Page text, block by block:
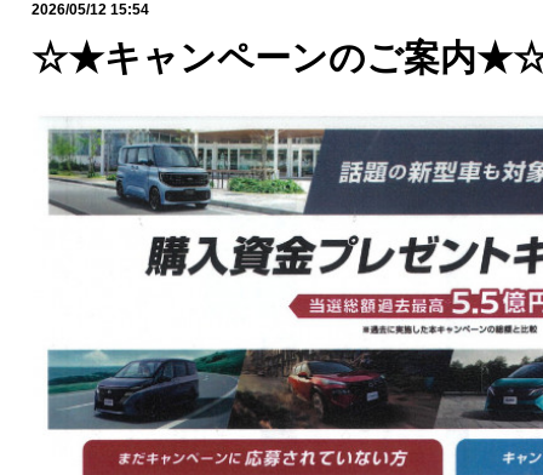
2026/05/12 15:54
☆★キャンペーンのご案内